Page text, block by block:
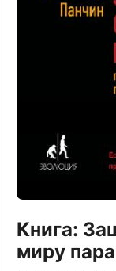
Книга:
миру